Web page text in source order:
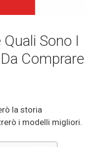
Sono I
Comprare
la storia
i modelli migliori.